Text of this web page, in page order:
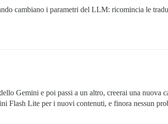
cambiano i parametri del LLM: ricomincia le
Gemini e poi passi a un altro, creerai una nuova
Flash Lite per i nuovi contenuti, e finora nessun